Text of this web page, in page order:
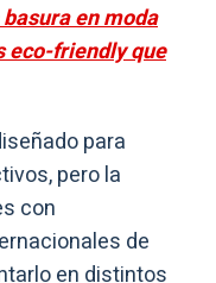
en moda
eco-friendly que
para
pero la
con
de
en distintos